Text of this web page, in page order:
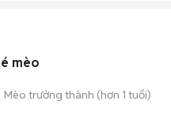
mèo
Mèo trưởng thành (hơn 1 tuổi)